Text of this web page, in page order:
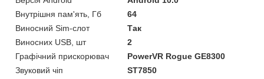
Внутрішня пам'ять, Гб
64
Виносний Sim-слот
Так
Виносних USB, шт
2
Графічний прискорювач
PowerVR Rogue GE8300
Звуковий чіп
ST7850